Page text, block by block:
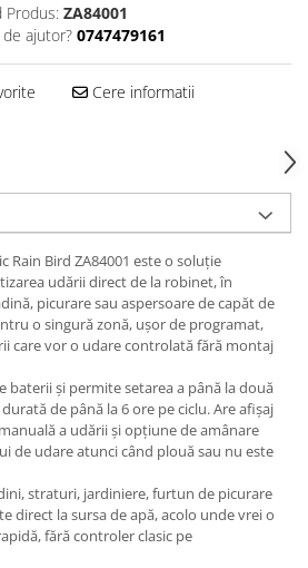
Produs: ZA84001
ajutor? 0747479161
Cere informatii
Rain Bird ZA84001 este o soluție
udării direct de la robinet, în
picurare sau aspersoare de capăt de
o singură zonă, ușor de programat,
care vor o udare controlată fără montaj
baterii și permite setarea a până la două
de până la 6 ore pe ciclu. Are afișaj
a udării și opțiune de amânare
de udare atunci când plouă sau nu este
straturi, jardiniere, furtun de picurare
direct la sursa de apă, acolo unde vrei o
fără controler clasic pe